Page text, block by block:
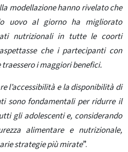
modellazione hanno rivelato che
uovo al giorno ha migliorato
nutrizionali in tutte le coorti
che i partecipanti con
i maggiori benefici.
l’accessibilità e la disponibilità di
sono fondamentali per ridurre il
gli adolescenti e, considerando
alimentare e nutrizionale,
strategie più mirate”.